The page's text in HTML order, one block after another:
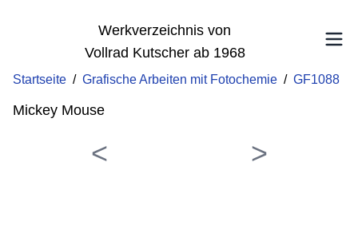
Werkverzeichnis von
Vollrad Kutscher ab 1968
Startseite / Grafische Arbeiten mit Fotochemie / GF1088
Mickey Mouse
< >